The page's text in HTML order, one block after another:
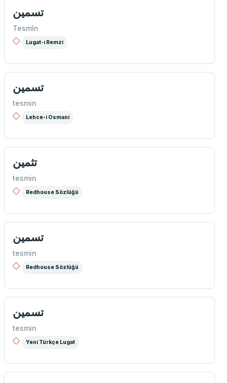
تسمین
Tesmîn
Lugat-ı Remzi
تسمين
tesmin
Lehce-i Osmani
تثمین
tesmin
Redhouse Sözlüğü
تسمین
tesmin
Redhouse Sözlüğü
تسمین
tesmin
Yeni Türkçe Lugat